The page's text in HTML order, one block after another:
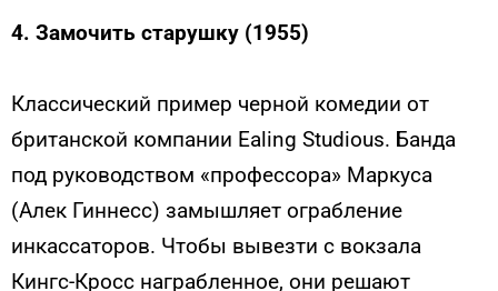
4. Замочить старушку (1955)
Классический пример черной комедии от
британской компании Ealing Studious. Банда
под руководством «профессора» Маркуса
(Алек Гиннесс) замышляет ограбление
инкассаторов. Чтобы вывезти с вокзала
Кингс-Кросс награбленное, они решают